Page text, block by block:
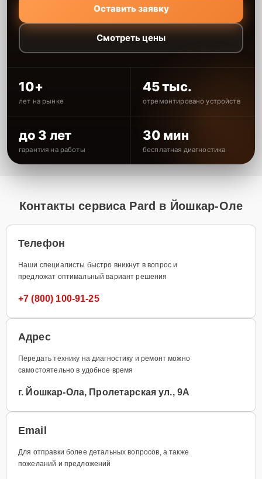
Оставить заявку
Смотреть цены
10+
лет на рынке
45 тыс.
отремонтировано устройств
до 3 лет
гарантия на работы
30 мин
бесплатная диагностика
Контакты сервиса Pard в Йошкар-Оле
Телефон
Наши специалисты быстро вникнут в вопрос и
предложат оптимальный вариант решения
+7 (800) 100-91-25
Адрес
Передать технику на диагностику и ремонт можно
самостоятельно в удобное время
г. Йошкар-Ола, Пролетарская ул., 9А
Email
Для отправки более детальных вопросов, а также
пожеланий и предложений